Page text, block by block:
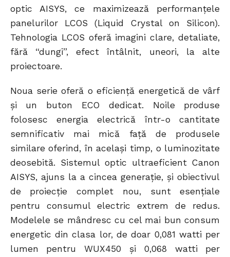
optic AISYS, ce maximizează performanţele
panelurilor LCOS (Liquid Crystal on Silicon).
Tehnologia LCOS oferă imagini clare, detaliate,
fără “dungi”, efect întâlnit, uneori, la alte
proiectoare.
Noua serie oferă o eficienţă energetică de vârf
şi un buton ECO dedicat. Noile produse
folosesc energia electrică într-o cantitate
semnificativ mai mică faţă de produsele
similare oferind, în acelaşi timp, o luminozitate
deosebită. Sistemul optic ultraeficient Canon
AISYS, ajuns la a cincea generaţie, şi obiectivul
de proiecţie complet nou, sunt esenţiale
pentru consumul electric extrem de redus.
Modelele se mândresc cu cel mai bun consum
energetic din clasa lor, de doar 0,081 watti per
lumen pentru WUX450 şi 0,068 watti per